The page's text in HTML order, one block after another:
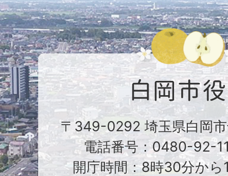
〒349-0292 埼玉県白岡
電話番号：0480-92-
開庁時間：8時30分から